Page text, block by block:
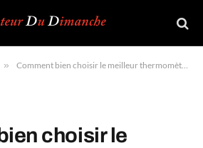
» Comment bien choisir le meilleur thermomètre hygromètre fiable : guide d’achat, classement et tests
choisir le